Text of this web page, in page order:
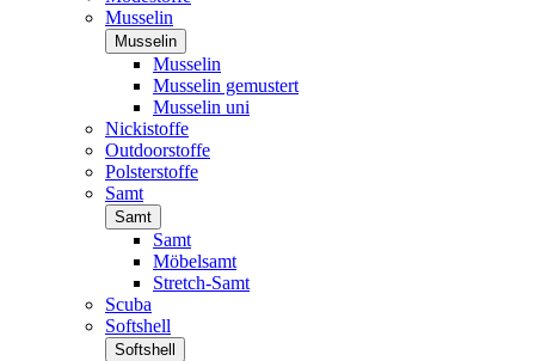
Musselin
Musselin
Musselin
Musselin gemustert
Musselin uni
Nickistoffe
Outdoorstoffe
Polsterstoffe
Samt
Samt
Samt
Möbelsamt
Stretch-Samt
Scuba
Softshell
Softshell